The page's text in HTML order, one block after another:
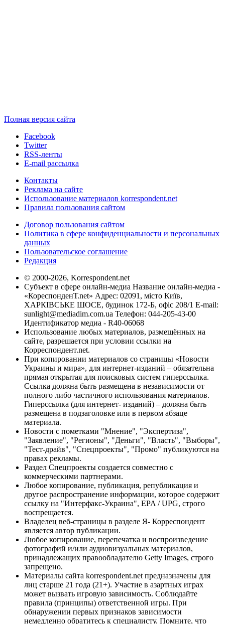
Полная версия сайта
Facebook
Twitter
RSS-ленты
E-mail рассылка
Контакты
Реклама на сайте
Использование материалов korrespondent.net
Правила пользования сайтом
Договор пользования сайтом
Политика в сфере конфиденциальности и персональных
данных
Пользовательское соглашение
Редакция
© 2000-2026, Korrespondent.net
Субъект в сфере онлайн-медиа Название онлайн-медиа -
«КореспонденТ.net» Адрес: 02091, місто Київ,
ХАРКІВСЬКЕ ШОСЕ, будинок 172-Б, офіс 208/1 E-mail:
sunlight@mediadim.com.ua Телефон: 044-205-43-00
Идентификатор медиа - R40-06068
Использование любых материалов, размещённых на
сайте, разрешается при условии ссылки на
Корреспондент.net.
При копировании материалов со страницы «Новости
Украины и мира», для интернет-изданий – обязательна
прямая открытая для поисковых систем гиперссылка.
Ссылка должна быть размещена в независимости от
полного либо частичного использования материалов.
Гиперссылка (для интернет- изданий) – должна быть
размещена в подзаголовке или в первом абзаце
материала.
Новости с пометками "Мнение", "Экспертиза",
"Заявление", "Регионы", "Деньги", "Власть", "Выборы",
"Тест-драйв", "Спецпроекты", "Промо" публикуются на
правах рекламы.
Раздел Спецпроекты создается совместно с
коммерческими партнерами.
Любое копирование, публикация, републикация и
другое распространение информации, которое содержит
ссылку на "Интерфакс-Украина", EPA / UPG, строго
воспрещается.
Владелец веб-страницы в разделе Я- Корреспондент
является автор публикации.
Любое копирование, перепечатка и воспроизведение
фотографий и/или аудиовизуальных материалов,
принадлежащих правообладателю Getty Images, строго
запрещено.
Материалы сайта korrespondent.net предназначены для
лиц старше 21 года (21+). Участие в азартных играх
может вызвать игровую зависимость. Соблюдайте
правила (принципы) ответственной игры. При
обнаружении первых признаков зависимости
немедленно обратитесь к специалисту. Помните, что